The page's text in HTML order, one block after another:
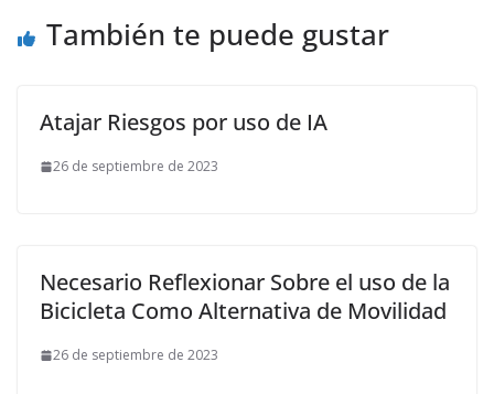
También te puede gustar
Atajar Riesgos por uso de IA
26 de septiembre de 2023
Necesario Reflexionar Sobre el uso de la
Bicicleta Como Alternativa de Movilidad
26 de septiembre de 2023